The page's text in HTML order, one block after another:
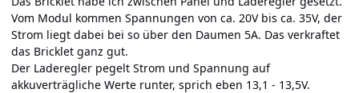
Vom Modul kommen Spannungen von ca. 20V bis ca. 35V, der
Strom liegt dabei bei so über den Daumen 5A. Das verkraftet
das Bricklet ganz gut.
Der Laderegler pegelt Strom und Spannung auf
akkuverträgliche Werte runter, sprich eben 13,1 - 13,5V.